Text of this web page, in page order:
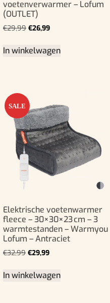
voetenverwarmer – Lofum
(OUTLET)
€29,99 €26,99
In winkelwagen
SALE
Elektrische voetenwarmer
fleece – 30×30×23 cm – 3
warmtestanden – Warmyou
Lofum – Antraciet
€32,99 €29,99
In winkelwagen